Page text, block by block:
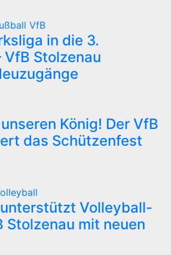
VfB
in die 3.
VfB Stolzenau
König! Der VfB
das Schützenfest
unterstützt Volleyball-
Stolzenau mit neuen